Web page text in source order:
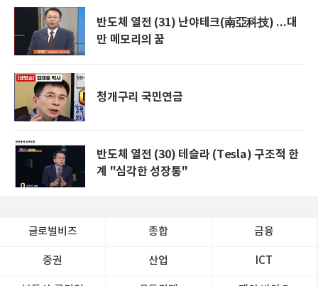
반도체 열전 (31) 난야테크(南亞科技) ...대
만 메모리의 꿈
청개구리 국민연금
반도체 열전 (30) 테슬라 (Tesla) 구조적 한
계 "심각한 성장통"
글로벌비즈 종합 금융
증권 산업 ICT